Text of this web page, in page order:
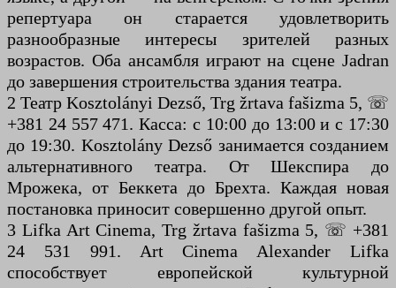
репертуара он старается удовлетворить
разнообразные интересы зрителей разных
возрастов. Оба ансамбля играют на сцене Jadran
до завершения строительства здания театра.
2 Театр Kosztolányi Dezső, Trg žrtava fašizma 5, ☏
+381 24 557 471. Касса: с 10:00 до 13:00 и с 17:30
до 19:30. Kosztolány Dezső занимается созданием
альтернативного театра. От Шекспира до
Мрожека, от Беккета до Брехта. Каждая новая
постановка приносит совершенно другой опыт.
3 Lifka Art Cinema, Trg žrtava fašizma 5, ☏ +381
24 531 991. Art Cinema Alexander Lifka
способствует европейской культурной